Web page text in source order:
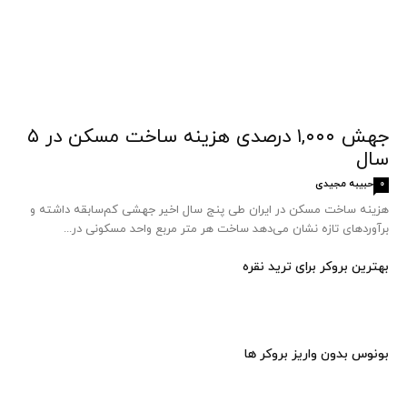
جهش ۱,۰۰۰ درصدی هزینه ساخت مسکن در ۵
سال
حبیبه مجیدی 0
هزینه ساخت مسکن در ایران طی پنج سال اخیر جهشی کم‌سابقه داشته و
برآوردهای تازه نشان می‌دهد ساخت هر متر مربع واحد مسکونی در...
بهترین بروکر برای ترید نقره
بونوس بدون واریز بروکر ها